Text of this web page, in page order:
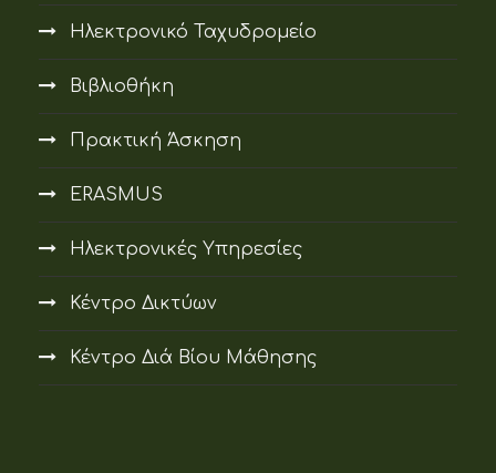
Ηλεκτρονικό Ταχυδρομείο
Βιβλιοθήκη
Πρακτική Άσκηση
ERASMUS
Ηλεκτρονικές Υπηρεσίες
Κέντρο Δικτύων
Κέντρο Διά Βίου Μάθησης